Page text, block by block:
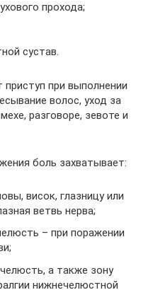
прохода;
сустав.
при выполнении
волос, уход за
разговоре, зевоте и
боль захватывает:
висок, глазницу или
ветвь нерва;
– при поражении
а также зону
нижнечелюстной